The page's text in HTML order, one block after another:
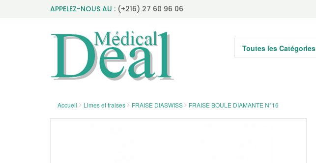
APPELEZ-NOUS AU : (+216) 27 60 96 06
Toutes les Catégories
Accueil Limes et fraises FRAISE DIASWISS FRAISE BOULE DIAMANTE N°16